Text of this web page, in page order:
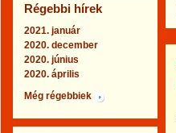
Régebbi hírek
2021. január
2020. december
2020. június
2020. április
Még régebbiek